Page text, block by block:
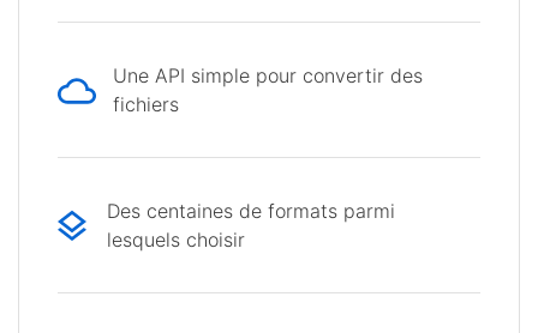
Une API simple pour convertir des
fichiers
Des centaines de formats parmi
lesquels choisir